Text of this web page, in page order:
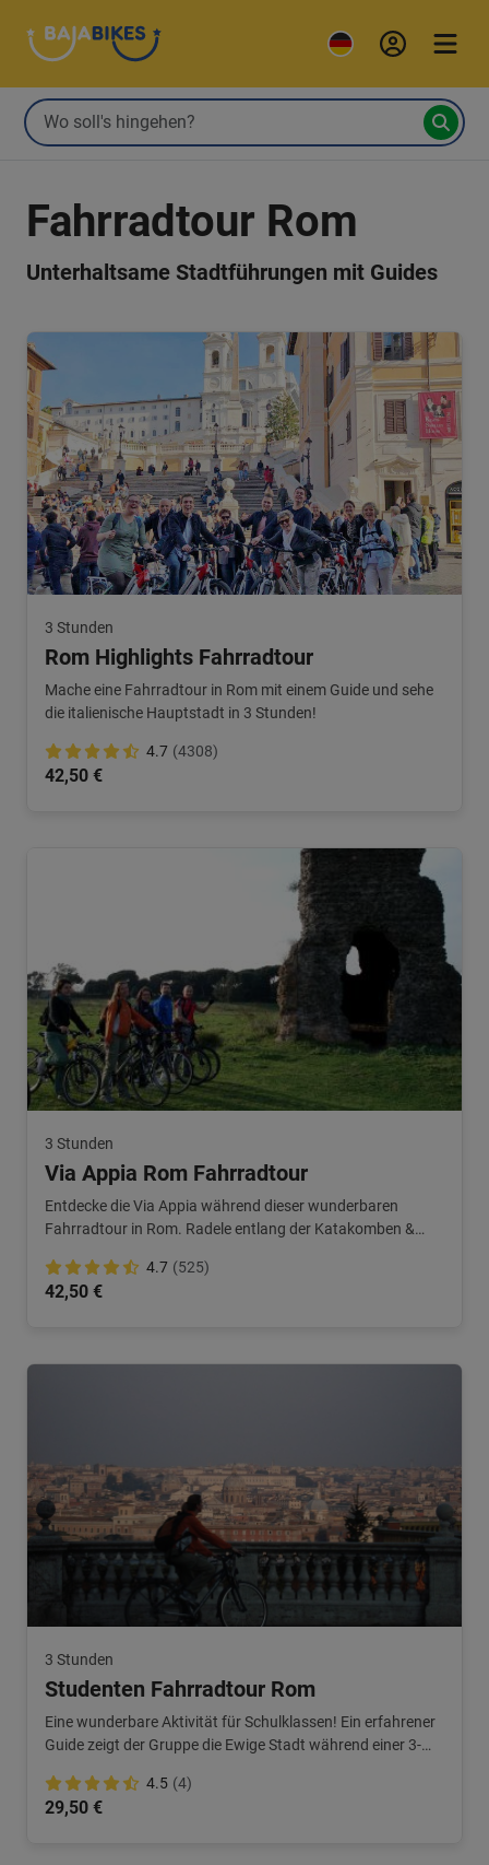
Fahrradtour Rom
Unterhaltsame Stadtführungen mit Guides
3 Stunden
Rom Highlights Fahrradtour
Mache eine Fahrradtour in Rom mit einem Guide und sehe
die italienische Hauptstadt in 3 Stunden!
4.7 (4308)
42,50 €
3 Stunden
Via Appia Rom Fahrradtour
Entdecke die Via Appia während dieser wunderbaren
Fahrradtour in Rom. Radele entlang der Katakomben &
4.7 (525)
42,50 €
3 Stunden
Studenten Fahrradtour Rom
Eine wunderbare Aktivität für Schulklassen! Ein erfahrener
Guide zeigt der Gruppe die Ewige Stadt während einer 3-
4.5 (4)
29,50 €